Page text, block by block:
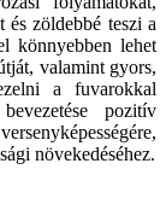
és zöldebbé teszi a
könnyebben lehet
valamint gyors,
a fuvarokkal
pozitív
növekedéséhez.